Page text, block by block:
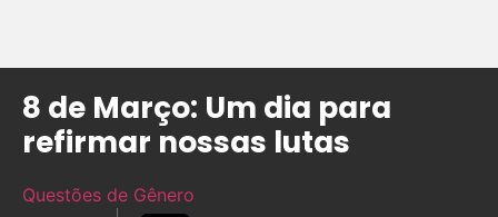
8 de Março: Um dia para
refirmar nossas lutas
Questões de Gênero